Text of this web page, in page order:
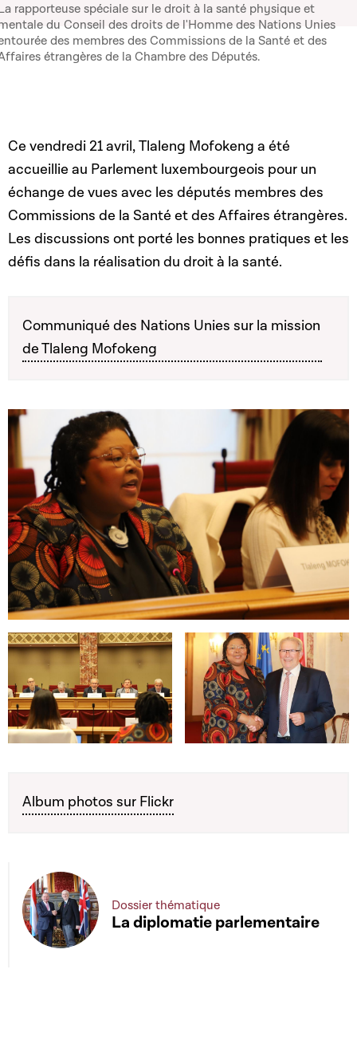
rapporteuse spéciale sur le droit à la santé physique et
du Conseil des droits de l'Homme des Nations Unies
des membres des Commissions de la Santé et des
étrangères de la Chambre des Députés.
Ce vendredi 21 avril,Tlaleng Mofokeng a été
accueillie au Parlement luxembourgeois pour un
échange de vues avec les députés membres des
Commissions de la Santé et des Affaires étrangères.
Les discussions ont porté les bonnes pratiques et les
défis dans la réalisation du droit à la santé.
Communiqué des Nations Unies sur la mission
de Tlaleng Mofokeng
Open image in gallery
Open image in gallery Open image in gallery
Album photos sur Flickr
La diplomatie parlementaire
Dossier thématique